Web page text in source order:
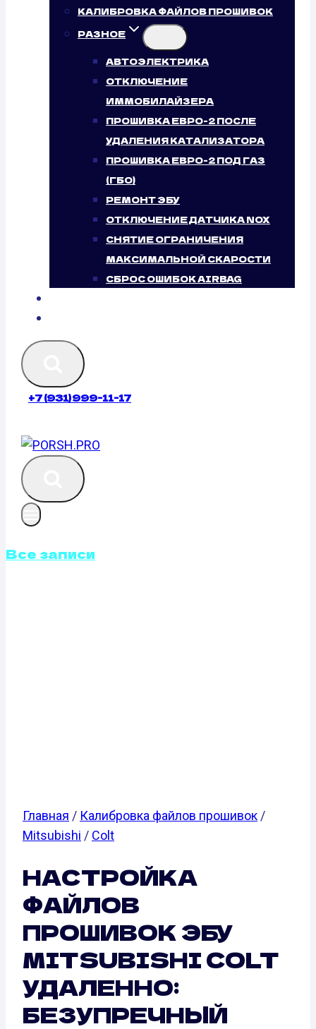
КАЛИБРОВКА ФАЙЛОВ ПРОШИВОК
РАЗНОЕ
АВТОЭЛЕКТРИКА
ОТКЛЮЧЕНИЕ
ИММОБИЛАЙЗЕРА
ПРОШИВКА ЕВРО-2 ПОСЛЕ
УДАЛЕНИЯ КАТАЛИЗАТОРА
ПРОШИВКА ЕВРО-2 ПОД ГАЗ
(ГБО)
РЕМОНТ ЭБУ
ОТКЛЮЧЕНИЕ ДАТЧИКА NOX
СНЯТИЕ ОГРАНИЧЕНИЯ
МАКСИМАЛЬНОЙ СКАРОСТИ
СБРОС ОШИБОК AIRBAG
+7 (931) 999-11-17
Все записи
Главная / Калибровка файлов прошивок /
Mitsubishi / Colt
НАСТРОЙКА
ФАЙЛОВ
ПРОШИВОК ЭБУ
MITSUBISHI COLT
УДАЛЕННО:
БЕЗУПРЕЧНЫЙ